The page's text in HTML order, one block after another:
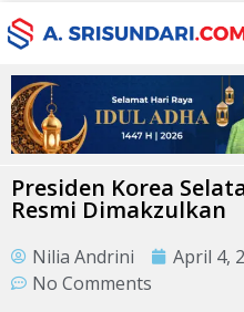
Presiden Korea
Resmi Dimakzulkan
Nilia Andrini April 4,
No Comments